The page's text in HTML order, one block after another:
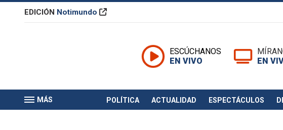
EDICIÓN Notimundo
ESCÚCHANOS
EN VIVO
EN
MÁS POLÍTICA ACTUALIDAD ESPECTÁCULOS